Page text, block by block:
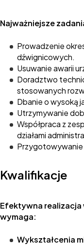
Najważniejsze
Prowadzenie
dźwignicowych.
Usuwanie awarii
Doradztwo
stosowanych
Dbanie o wysoką
Utrzymywanie
Współpraca z
działami
Kwalifikacje
Efektywna
wymaga:
Wykształcenia